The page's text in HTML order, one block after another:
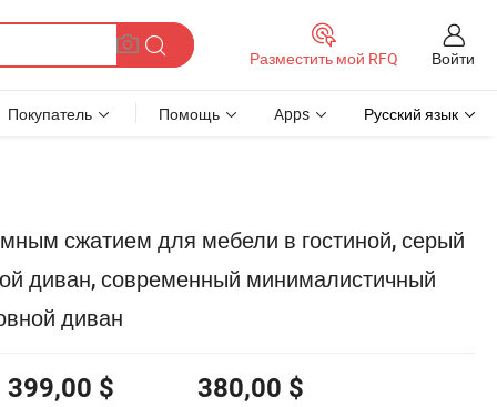
Разместить мой RFQ Войти
Покупатель Помощь Apps Русский язык
сжатием для мебели в гостиной, серый
диван, современный минималистичный
диван
399,00 $ 380,00 $